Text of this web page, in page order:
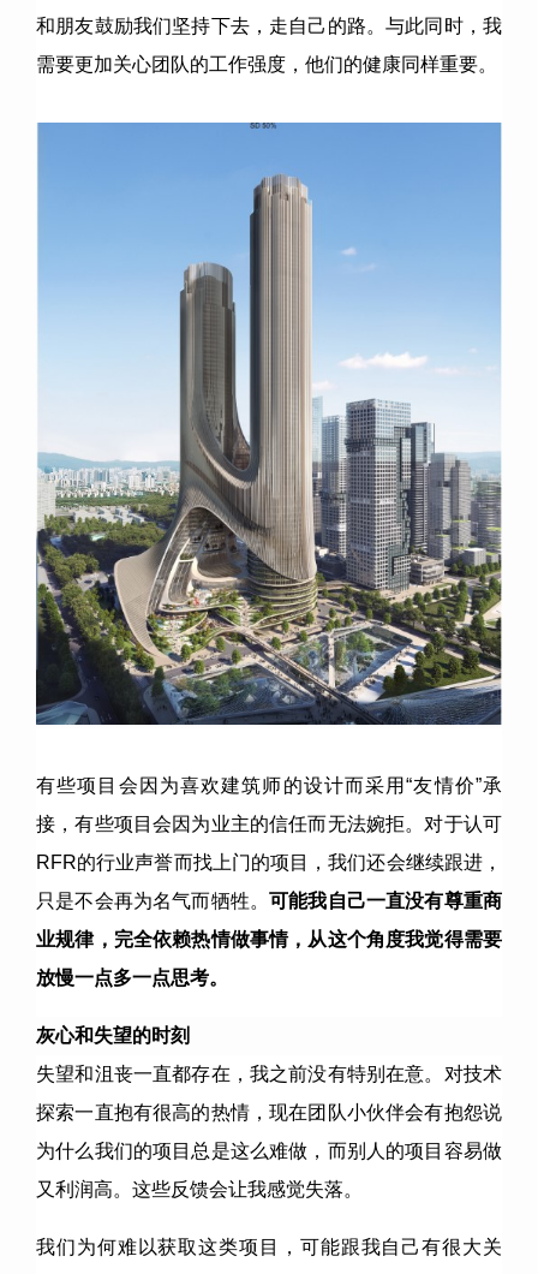
和朋友鼓励我们坚持下去，走自己的路。与此同时，我
需要更加关心团队的工作强度，他们的健康同样重要。
有些项目会因为喜欢建筑师的设计而采用“友情价”承
接，有些项目会因为业主的信任而无法婉拒。对于认可
RFR的行业声誉而找上门的项目，我们还会继续跟进，
只是不会再为名气而牺牲。可能我自己一直没有尊重商
业规律，完全依赖热情做事情，从这个角度我觉得需要
放慢一点多一点思考。
灰心和失望的时刻
失望和沮丧一直都存在，我之前没有特别在意。对技术
探索一直抱有很高的热情，现在团队小伙伴会有抱怨说
为什么我们的项目总是这么难做，而别人的项目容易做
又利润高。这些反馈会让我感觉失落。
我们为何难以获取这类项目，可能跟我自己有很大关